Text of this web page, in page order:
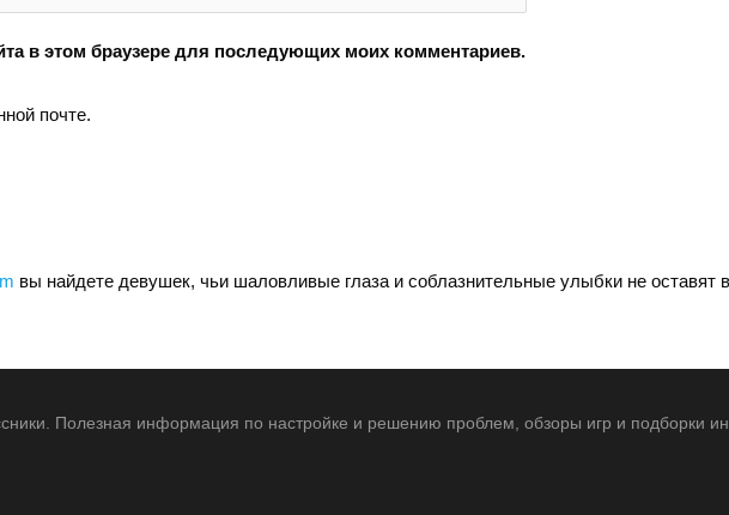
в этом браузере для последующих моих комментариев.
почте.
вы найдете девушек, чьи шаловливые глаза и соблазнительные улыбки не оставят
Полезная информация по настройке и решению проблем, обзоры игр и подборки